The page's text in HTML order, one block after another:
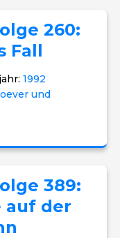
260:
Fall
1992
und
389:
auf der